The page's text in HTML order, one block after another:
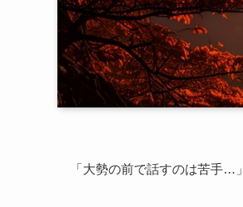
「大勢の前で話すのは苦手…」